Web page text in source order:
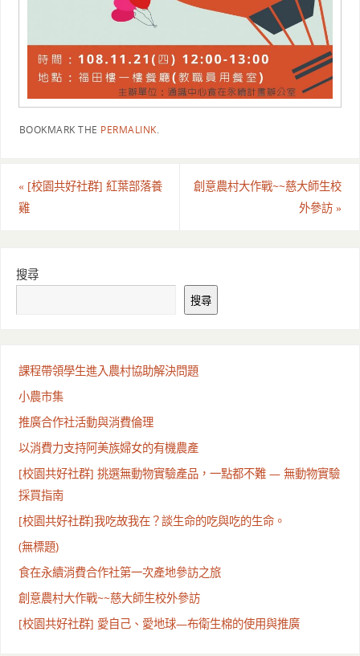
BOOKMARK THE PERMALINK.
«[校園共好社群] 紅葉部落養
雞
創意農村大作戰~~慈大師生校
外參訪»
搜尋
搜尋
課程帶領學生進入農村協助解決問題
小農市集
推廣合作社活動與消費倫理
以消費力支持阿美族婦女的有機農產
[校園共好社群] 挑選無動物實驗產品，一點都不難 — 無動物實驗
採買指南
[校園共好社群]我吃故我在？談生命的吃與吃的生命。
(無標題)
食在永續消費合作社第一次產地參訪之旅
創意農村大作戰~~慈大師生校外參訪
[校園共好社群] 愛自己、愛地球—布衛生棉的使用與推廣